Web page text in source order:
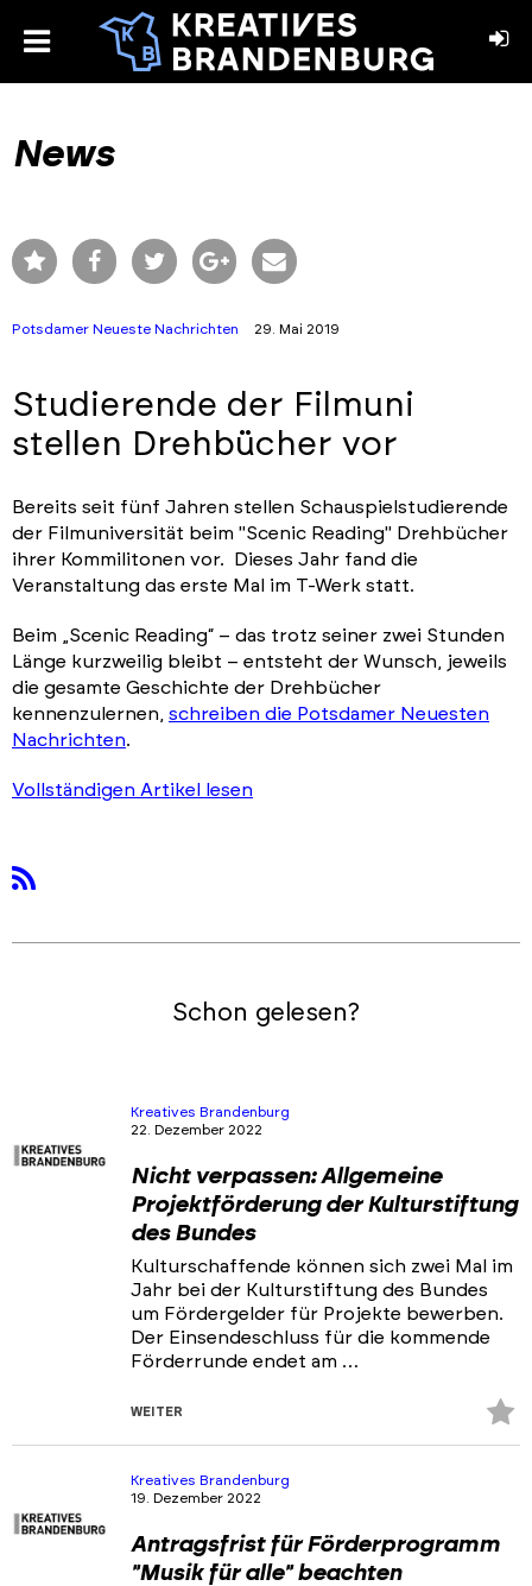
toggle
News
Potsdamer Neueste Nachrichten 29. Mai 2019
Studierende der Filmuni
stellen Drehbücher vor
Bereits seit fünf Jahren stellen Schauspielstudierende
der Filmuniversität beim "Scenic Reading" Drehbücher
ihrer Kommilitonen vor. Dieses Jahr fand die
Veranstaltung das erste Mal im T-Werk statt.
Beim „Scenic Reading“ – das trotz seiner zwei Stunden
Länge kurzweilig bleibt – entsteht der Wunsch, jeweils
die gesamte Geschichte der Drehbücher
kennenzulernen, schreiben die Potsdamer Neuesten
Nachrichten.
Vollständigen Artikel lesen
Schon gelesen?
Kreatives Brandenburg
22. Dezember 2022
Nicht verpassen: Allgemeine
Projektförderung der Kulturstiftung
des Bundes
Kulturschaffende können sich zwei Mal im
Jahr bei der Kulturstiftung des Bundes
um Fördergelder für Projekte bewerben.
Der Einsendeschluss für die kommende
Förderrunde endet am …
WEITER
Kreatives Brandenburg
19. Dezember 2022
Antragsfrist für Förderprogramm
"Musik für alle" beachten